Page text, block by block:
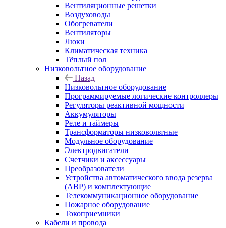
Вентиляционные решетки
Воздуховоды
Обогреватели
Вентиляторы
Люки
Климатическая техника
Тёплый пол
Низковольтное оборудование
Назад
Низковольтное оборудование
Программируемые логические контроллеры
Регуляторы реактивной мощности
Аккумуляторы
Реле и таймеры
Трансформаторы низковольтные
Модульное оборудование
Электродвигатели
Счетчики и аксессуары
Преобразователи
Устройства автоматического ввода резерва
(АВР) и комплектующие
Телекоммуникационное оборудование
Пожарное оборудование
Токоприемники
Кабели и провода